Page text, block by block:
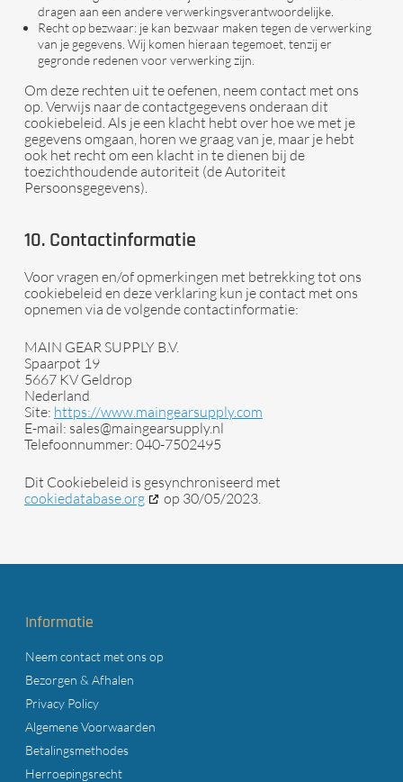
dragen aan een andere verwerkingsverantwoordelijke.
Recht op bezwaar: je kan bezwaar maken tegen de verwerking
van je gegevens. Wij komen hieraan tegemoet, tenzij er
gegronde redenen voor verwerking zijn.
Om deze rechten uit te oefenen, neem contact met ons
op. Verwijs naar de contactgegevens onderaan dit
cookiebeleid. Als je een klacht hebt over hoe we met je
gegevens omgaan, horen we graag van je, maar je hebt
ook het recht om een klacht in te dienen bij de
toezichthoudende autoriteit (de Autoriteit
Persoonsgegevens).
10. Contactinformatie
Voor vragen en/of opmerkingen met betrekking tot ons
cookiebeleid en deze verklaring kun je contact met ons
opnemen via de volgende contactinformatie:
MAIN GEAR SUPPLY B.V.
Spaarpot 19
5667 KV Geldrop
Nederland
Site: https://www.maingearsupply.com
E-mail: sales@maingearsupply.nl
Telefoonnummer: 040-7502495
Dit Cookiebeleid is gesynchroniseerd met
cookiedatabase.org
op 30/05/2023.
Informatie
Neem contact met ons op
Bezorgen & Afhalen
Privacy Policy
Algemene Voorwaarden
Betalingsmethodes
Herroepingsrecht